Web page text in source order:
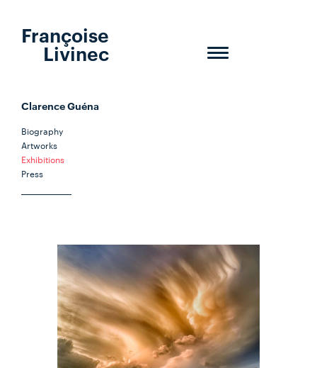
Toggle
Françoise
Livinec
Clarence Guéna
Biography
Artworks
Exhibitions
Press